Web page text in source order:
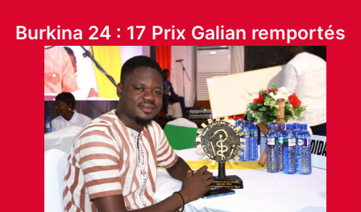
Burkina 24 : 17 Prix Galian remportés